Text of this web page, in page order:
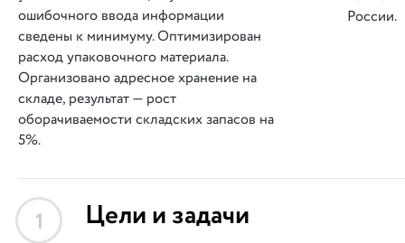
ошибочного ввода информации
сведены к минимуму. Оптимизирован
расход упаковочного материала.
Организовано адресное хранение на
складе, результат — рост
оборачиваемости складских запасов на
5%.
России.
1 Цели и задачи